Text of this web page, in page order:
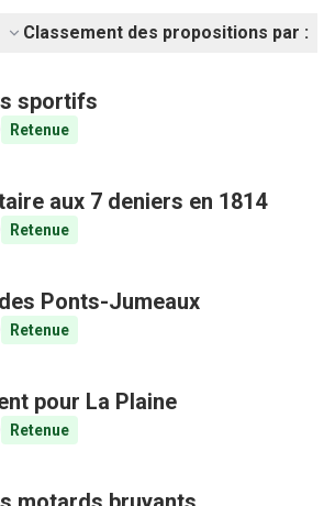
Classement des propositions par :
sportifs
Retenue
aux 7 deniers en 1814
Retenue
Ponts-Jumeaux
Retenue
pour La Plaine
Retenue